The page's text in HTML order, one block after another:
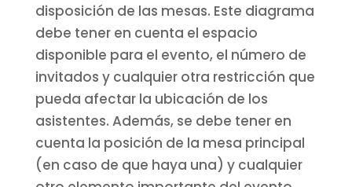
disposición de las mesas. Este diagrama
debe tener en cuenta el espacio
disponible para el evento, el número de
invitados y cualquier otra restricción que
pueda afectar la ubicación de los
asistentes. Además, se debe tener en
cuenta la posición de la mesa principal
(en caso de que haya una) y cualquier